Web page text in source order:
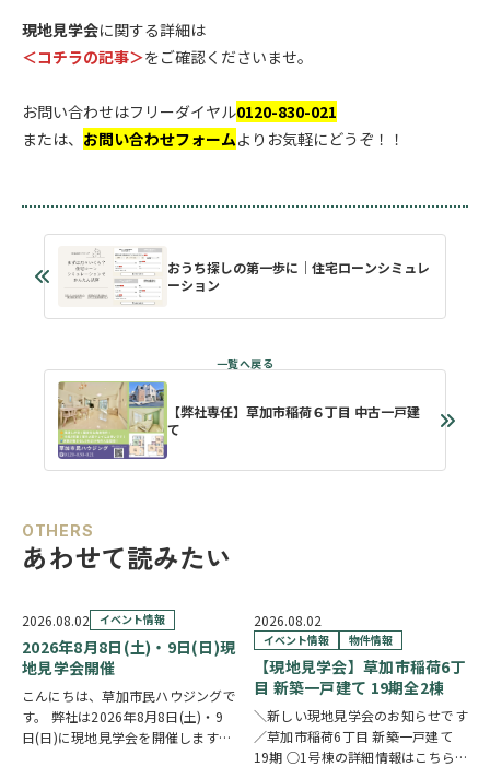
現地見学会に関する詳細は
＜コチラの記事＞をご確認くださいませ。
お問い合わせはフリーダイヤル0120-830-021
または、 お問い合わせフォームよりお気軽にどうぞ！！
おうち探しの第一歩に｜住宅ローンシミュレ
ーション
【弊社専任】草加市稲荷６丁目 中古一戸建
て
OTHERS
あわせて読みたい
2026.08.02 イベント情報
2026年8月8日(土)・9日(日)現
地見学会開催
こんにちは、草加市民ハウジングで
す。 弊社は2026年8月8日(土)・9
日(日)に現地見学会を開催します！
2026.08.02
イベント情報 物件情報
【現地見学会】草加市稲荷6丁
目 新築一戸建て 19期全2棟
＼新しい現地見学会のお知らせです
／草加市稲荷6丁目 新築一戸建て
19期 ○1号棟の詳細情報はこちら